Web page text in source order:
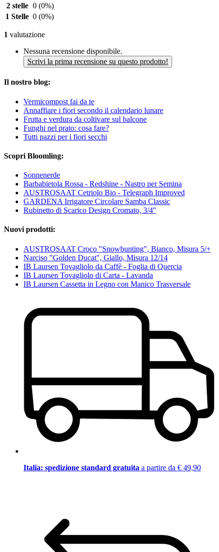
2 stelle 0 (0%)
1 Stelle 0 (0%)
1 valutazione
Nessuna recensione disponibile.
Scrivi la prima recensione su questo prodotto!
Il nostro blog:
Vermicompost fai da te
Annaffiare i fiori secondo il calendario lunare
Frutta e verdura da coltivare sul balcone
Funghi nel prato: cosa fare?
Tutti pazzi per i fiori secchi
Scopri Bloomling:
Sonnenerde
Barbabietola Rossa - Redshine - Nastro per Semina
AUSTROSAAT Cetriolo Bio - Telegraph Improved
GARDENA Irrigatore Circolare Samba Classic
Rubinetto di Scarico Design Cromato, 3/4''
Nuovi prodotti:
AUSTROSAAT Croco "Snowbunting", Bianco, Misura 5/+
Narciso "Golden Ducat", Giallo, Misura 12/14
IB Laursen Tovagliolo da Caffè - Foglia di Quercia
IB Laursen Tovagliolo di Carta - Lavanda
IB Laursen Cassetta in Legno con Manico Trasversale
Italia: spedizione standard gratuita a partire da € 49,90